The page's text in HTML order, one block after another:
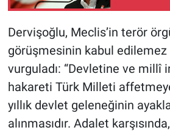
Dervişoğlu, Meclis’in terör
görüşmesinin kabul edilemez
vurguladı: “Devletine ve millî
hakareti Türk Milleti
yıllık devlet geleneğinin
alınmasıdır. Adalet